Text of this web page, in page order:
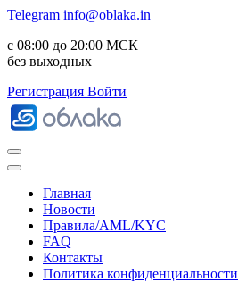
Telegram info@oblaka.in
с 08:00 до 20:00 МСК
без выходных
Регистрация Войти
Главная
Новости
Правила/AML/KYC
FAQ
Контакты
Политика конфиденциальности